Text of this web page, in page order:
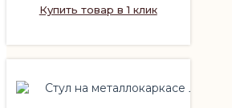
Купить товар в 1 клик